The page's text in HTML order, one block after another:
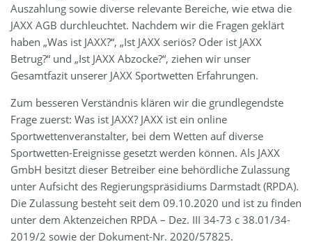
Auszahlung sowie diverse relevante Bereiche, wie etwa die
JAXX AGB durchleuchtet. Nachdem wir die Fragen geklärt
haben „Was ist JAXX?“, „Ist JAXX seriös? Oder ist JAXX
Betrug?“ und „Ist JAXX Abzocke?“, ziehen wir unser
Gesamtfazit unserer JAXX Sportwetten Erfahrungen.
Zum besseren Verständnis klären wir die grundlegendste
Frage zuerst: Was ist JAXX? JAXX ist ein online
Sportwettenveranstalter, bei dem Wetten auf diverse
Sportwetten-Ereignisse gesetzt werden können. Als JAXX
GmbH besitzt dieser Betreiber eine behördliche Zulassung
unter Aufsicht des Regierungspräsidiums Darmstadt (RPDA).
Die Zulassung besteht seit dem 09.10.2020 und ist zu finden
unter dem Aktenzeichen RPDA – Dez. III 34-73 c 38.01/34-
2019/2 sowie der Dokument-Nr. 2020/57825.